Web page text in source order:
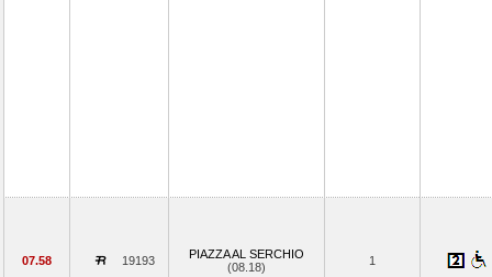
07.58 19193
PIAZZA AL SERCHIO
(08.18)
1